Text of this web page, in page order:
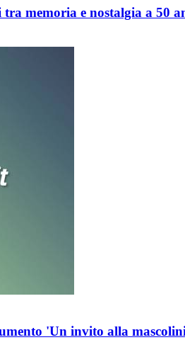
memoria e nostalgia a 50
'Un invito alla